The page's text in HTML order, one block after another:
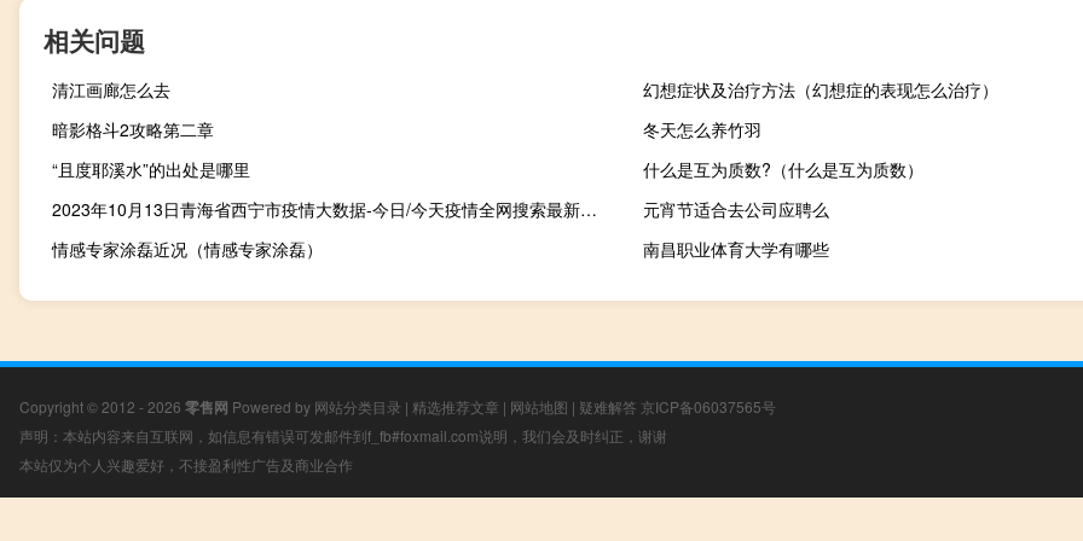
相关问题
清江画廊怎么去
幻想症状及治疗方法（幻想症的表现怎么治疗）
暗影格斗2攻略第二章
冬天怎么养竹羽
“且度耶溪水”的出处是哪里
什么是互为质数?（什么是互为质数）
2023年10月13日青海省西宁市疫情大数据-今日/今天疫情全网搜索最新实时消息动态情况通知播报
元宵节适合去公司应聘么
情感专家涂磊近况（情感专家涂磊）
南昌职业体育大学有哪些
Copyright © 2012 - 2026 零售网 Powered by 网站分类目录 | 精选推荐文章 | 网站地图 | 疑难解答 京ICP备06037565号
声明：本站内容来自互联网，如信息有错误可发邮件到f_fb#foxmail.com说明，我们会及时纠正，谢谢
本站仅为个人兴趣爱好，不接盈利性广告及商业合作